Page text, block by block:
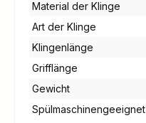
Material der Klinge
Art der Klinge
Klingenlänge
Grifflänge
Gewicht
Spülmaschinengeeignet